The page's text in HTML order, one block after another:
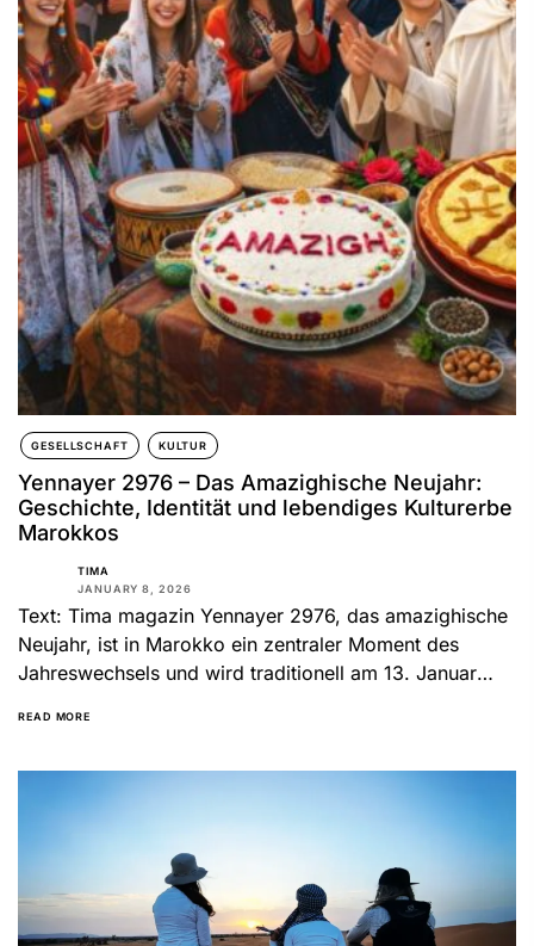
GESELLSCHAFT KULTUR
Yennayer 2976 – Das Amazighische Neujahr:
Geschichte, Identität und lebendiges Kulturerbe
Marokkos
TIMA
JANUARY 8, 2026
Text: Tima magazin Yennayer 2976, das amazighische
Neujahr, ist in Marokko ein zentraler Moment des
Jahreswechsels und wird traditionell am 13. Januar
READ MORE